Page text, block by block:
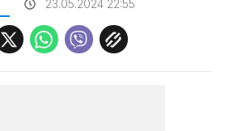
23.05.2024 22:55